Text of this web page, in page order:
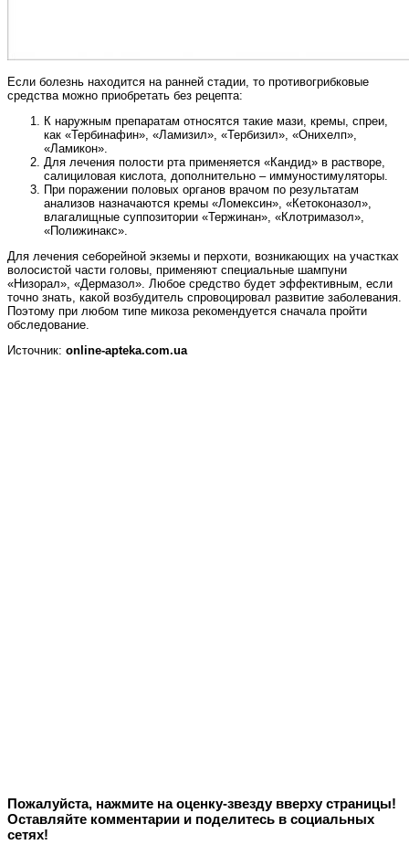
Если болезнь находится на ранней стадии, то противогрибковые
средства можно приобретать без рецепта:
К наружным препаратам относятся такие мази, кремы, спреи,
как «Тербинафин», «Ламизил», «Тербизил», «Онихелп»,
«Ламикон».
Для лечения полости рта применяется «Кандид» в растворе,
салициловая кислота, дополнительно – иммуностимуляторы.
При поражении половых органов врачом по результатам
анализов назначаются кремы «Ломексин», «Кетоконазол»,
влагалищные суппозитории «Тержинан», «Клотримазол»,
«Полижинакс».
Для лечения себорейной экземы и перхоти, возникающих на участках
волосистой части головы, применяют специальные шампуни
«Низорал», «Дермазол». Любое средство будет эффективным, если
точно знать, какой возбудитель спровоцировал развитие заболевания.
Поэтому при любом типе микоза рекомендуется сначала пройти
обследование.
Источник: online-apteka.com.ua
Пожалуйста, нажмите на оценку-звезду вверху страницы!
Оставляйте комментарии и поделитесь в социальных
сетях!